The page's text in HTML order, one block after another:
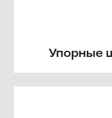
Упорные